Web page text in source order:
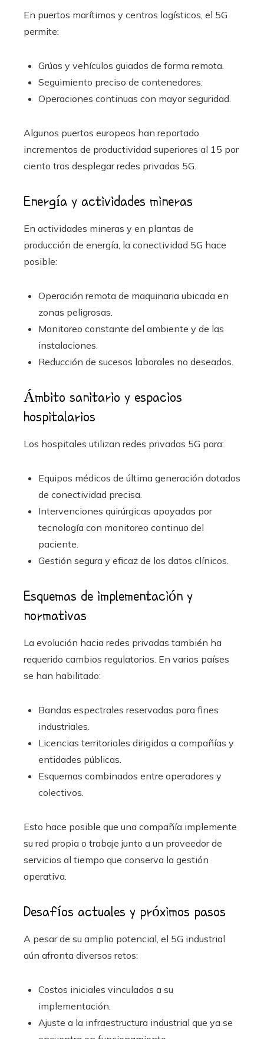
En puertos marítimos y centros logísticos, el 5G
permite:
Grúas y vehículos guiados de forma remota.
Seguimiento preciso de contenedores.
Operaciones continuas con mayor seguridad.
Algunos puertos europeos han reportado
incrementos de productividad superiores al 15 por
ciento tras desplegar redes privadas 5G.
Energía y actividades mineras
En actividades mineras y en plantas de
producción de energía, la conectividad 5G hace
posible:
Operación remota de maquinaria ubicada en
zonas peligrosas.
Monitoreo constante del ambiente y de las
instalaciones.
Reducción de sucesos laborales no deseados.
Ámbito sanitario y espacios
hospitalarios
Los hospitales utilizan redes privadas 5G para:
Equipos médicos de última generación dotados
de conectividad precisa.
Intervenciones quirúrgicas apoyadas por
tecnología con monitoreo continuo del
paciente.
Gestión segura y eficaz de los datos clínicos.
Esquemas de implementación y
normativas
La evolución hacia redes privadas también ha
requerido cambios regulatorios. En varios países
se han habilitado:
Bandas espectrales reservadas para fines
industriales.
Licencias territoriales dirigidas a compañías y
entidades públicas.
Esquemas combinados entre operadores y
colectivos.
Esto hace posible que una compañía implemente
su red propia o trabaje junto a un proveedor de
servicios al tiempo que conserva la gestión
operativa.
Desafíos actuales y próximos pasos
A pesar de su amplio potencial, el 5G industrial
aún afronta diversos retos:
Costos iniciales vinculados a su
implementación.
Ajuste a la infraestructura industrial que ya se